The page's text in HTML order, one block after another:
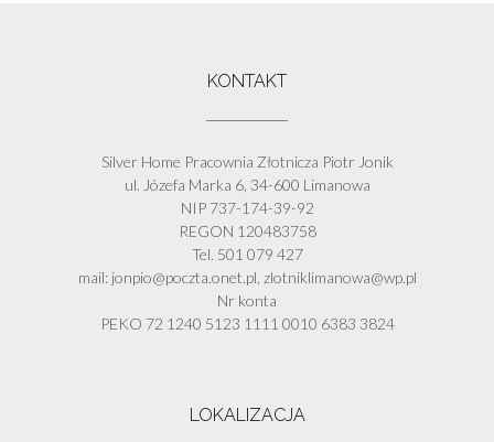
KONTAKT
Silver Home Pracownia Złotnicza Piotr Jonik
ul. Józefa Marka 6, 34-600 Limanowa
NIP 737-174-39-92
REGON 120483758
Tel. 501 079 427
mail: jonpio@poczta.onet.pl, zlotniklimanowa@wp.pl
Nr konta
PEKO 72 1240 5123 1111 0010 6383 3824
LOKALIZACJA